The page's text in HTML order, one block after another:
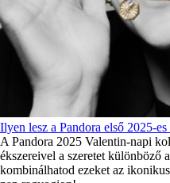
Ilyen lesz a Pandora első 2025-
A Pandora 2025 Valentin-napi
ékszereivel a szeretet különböző
kombinálhatod ezeket az